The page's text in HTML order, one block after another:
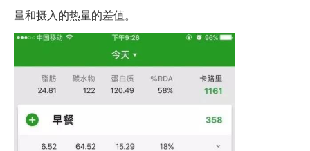
量和摄入的热量的差值。